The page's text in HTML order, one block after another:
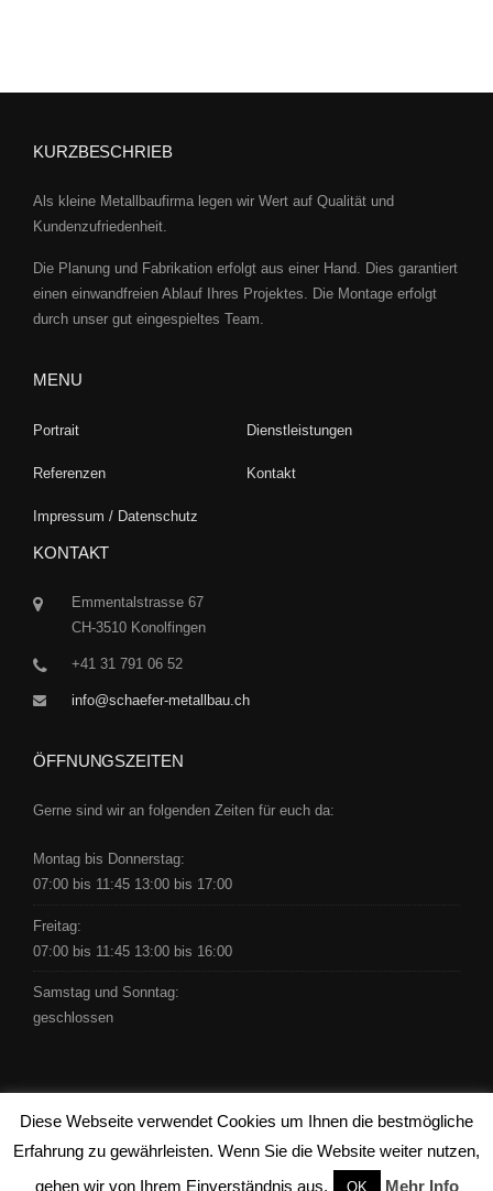
KURZBESCHRIEB
Als kleine Metallbaufirma legen wir Wert auf Qualität und
Kundenzufriedenheit.
Die Planung und Fabrikation erfolgt aus einer Hand. Dies garantiert
einen einwandfreien Ablauf Ihres Projektes. Die Montage erfolgt
durch unser gut eingespieltes Team.
MENU
Portrait Dienstleistungen
Referenzen Kontakt
Impressum / Datenschutz
KONTAKT
Emmentalstrasse 67
CH-3510 Konolfingen
+41 31 791 06 52
info@schaefer-metallbau.ch
ÖFFNUNGSZEITEN
Gerne sind wir an folgenden Zeiten für euch da:
Montag bis Donnerstag:
07:00 bis 11:45 13:00 bis 17:00
Freitag:
07:00 bis 11:45 13:00 bis 16:00
Samstag und Sonntag:
geschlossen
Copyright © 2016 by Schäfer -clicdesign ag
Diese Webseite verwendet Cookies um Ihnen die bestmögliche
Erfahrung zu gewährleisten. Wenn Sie die Website weiter nutzen,
gehen wir von Ihrem Einverständnis aus.
OK Mehr Info